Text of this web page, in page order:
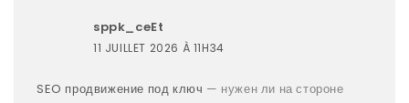
sppk_ceEt
11 JUILLET 2026 À 11H34
SEO продвижение под ключ — нужен ли на стороне